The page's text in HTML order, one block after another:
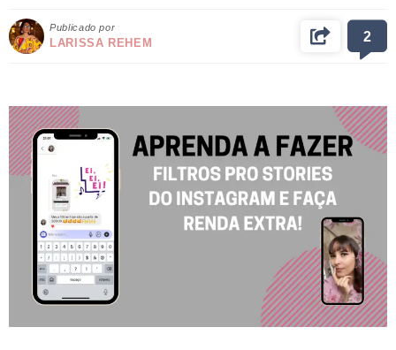
Publicado por
LARISSA REHEM 2